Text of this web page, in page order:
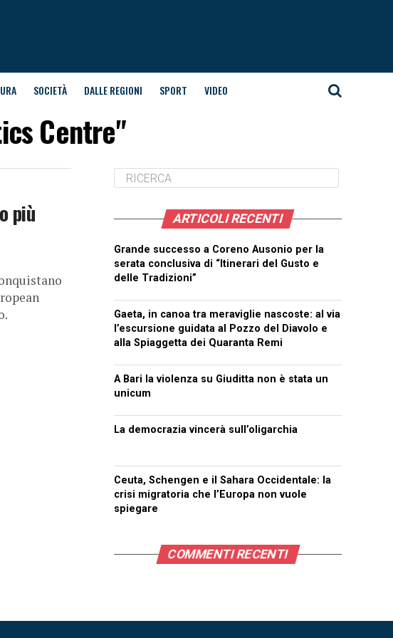
SOCIETÀ DALLE REGIONI SPORT VIDEO
Centre"
più ARTICOLI RECENTI
Grande successo a Coreno Ausonio per la
serata conclusiva di “Itinerari del Gusto e
delle Tradizioni”
Gaeta, in canoa tra meraviglie nascoste: al via
l’escursione guidata al Pozzo del Diavolo e
alla Spiaggetta dei Quaranta Remi
A Bari la violenza su Giuditta non è stata un
unicum
La democrazia vincerà sull’oligarchia
Ceuta, Schengen e il Sahara Occidentale: la
crisi migratoria che l’Europa non vuole
spiegare
COMMENTI RECENTI